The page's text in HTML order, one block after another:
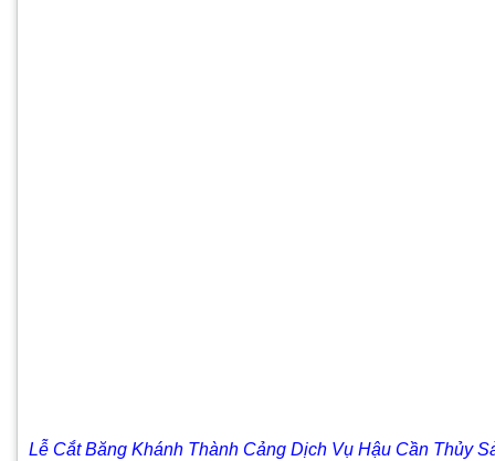
Lễ Cắt Băng Khánh Thành Cảng Dịch Vụ Hậu Cần Thủy